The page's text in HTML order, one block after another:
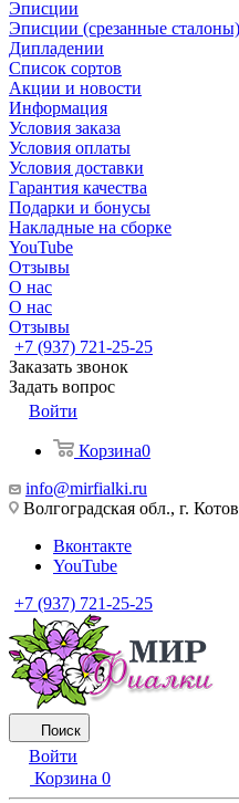
Эписции
Эписции (срезанные сталоны)
Дипладении
Список сортов
Акции и новости
Информация
Условия заказа
Условия оплаты
Условия доставки
Гарантия качества
Подарки и бонусы
Накладные на сборке
YouTube
Отзывы
О нас
О нас
Отзывы
+7 (937) 721-25-25
Заказать звонок
Задать вопрос
Войти
Корзина0
info@mirfialki.ru
Волгоградская обл., г.
Вконтакте
YouTube
+7 (937) 721-25-25
Поиск
Войти
Корзина 0